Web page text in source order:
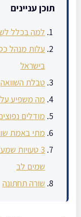
תוכן עניינים
למה בכלל
עלות מנהל
בישראל
טבלת
מה משפיע
מודלים
מתי באמת
3 טעויות
שמים לב
שורה תחתונה